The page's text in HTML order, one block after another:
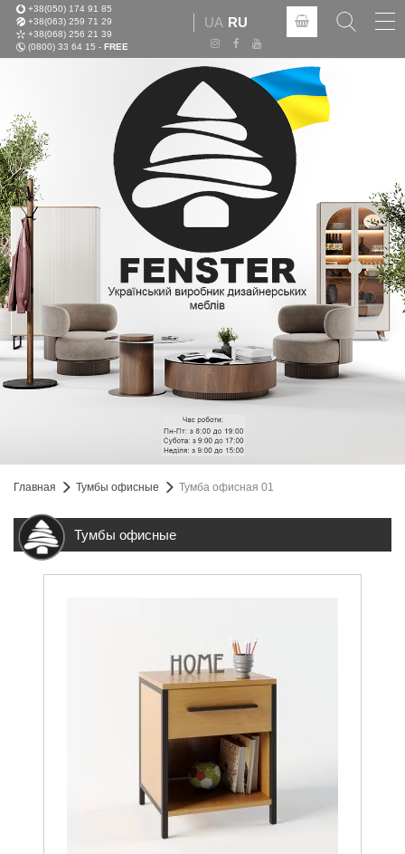
+38(050) 174 91 85
+38(063) 259 71 29
+38(068) 256 21 39
(0800) 33 64 15 - FREE
UA RU
Главная Тумбы офисные Тумба офисная 01
Тумбы офисные